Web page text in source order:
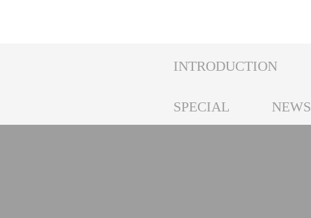
INTRODUCTION
SPECIAL NEWS